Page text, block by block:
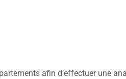
afin d’effectuer une